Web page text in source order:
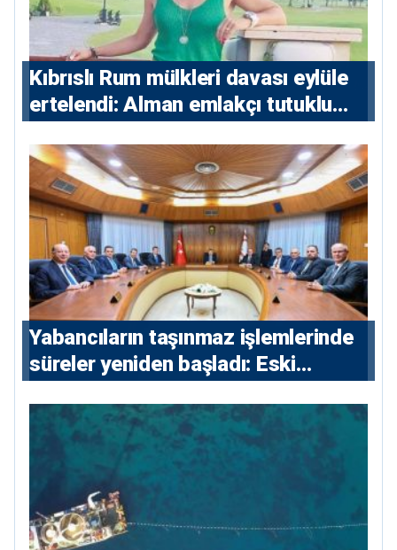
Kıbrıslı Rum mülkleri davası eylüle
ertelendi: Alman emlakçı tutuklu
Yabancıların taşınmaz işlemlerinde
süreler yeniden başladı: Eski
konutlara 36 ay